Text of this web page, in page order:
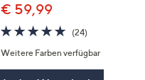
€ 59,99
4.7
von
5
(24)24
Weitere Farben verfügbar